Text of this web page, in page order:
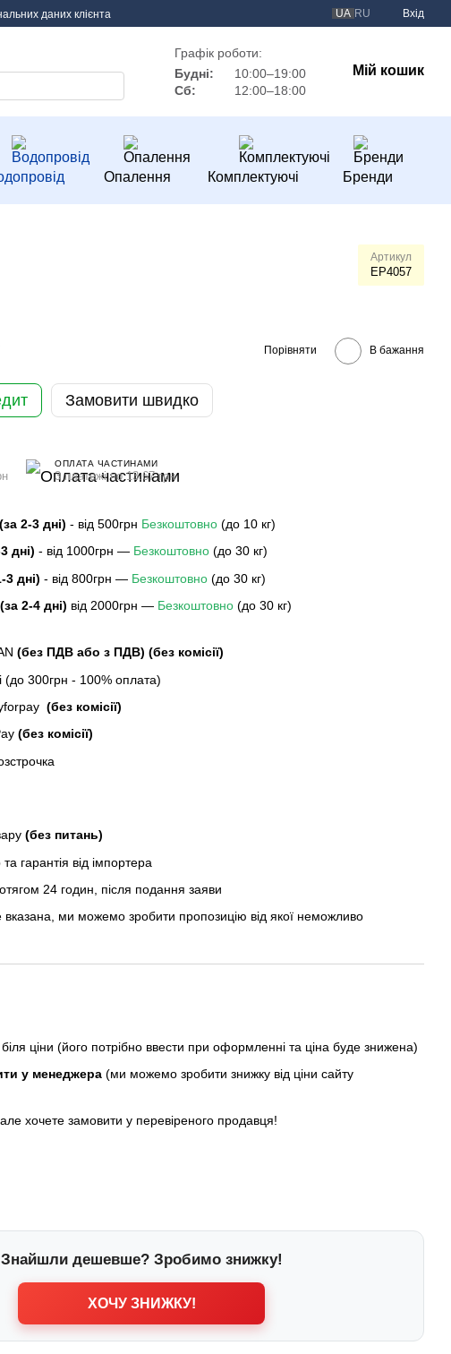
даних клієнта UA RU Вхід
Графік роботи:
Будні:
10:00–19:00
Сб:
12:00–18:00
Мій кошик
Опалення Комплектуючі Бренди
Артикул
EP4057
Порівняти В бажання
Замовити швидко
ОПЛАТА ЧАСТИНАМИ
3 платежі по 13.67 грн
(за 2-3 дні) - від 500грн Безкоштовно (до 10 кг)
дні) - від 1000грн — Безкоштовно (до 30 кг)
3 дні) - від 800грн — Безкоштовно (до 30 кг)
(за 2-4 дні) від 2000грн — Безкоштовно (до 30 кг)
(без ПДВ або з ПДВ) (без комісії)
300грн - 100% оплата)
(без комісії)
(без комісії)
(без питань)
гарантія від імпортера
24 годин, після подання заяви
ми можемо зробити пропозицію від якої неможливо
біля ціни (його потрібно ввести при оформленні та ціна буде знижена)
у менеджера (ми можемо зробити знижку від ціни сайту
хочете замовити у перевіреного продавця!
Знайшли дешевше? Зробимо знижку!
ХОЧУ ЗНИЖКУ!